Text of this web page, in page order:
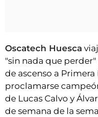
CLUB
Oscatech Huesca
"sin nada que
de ascenso a
proclamarse
de Lucas Calvo y
de semana de la